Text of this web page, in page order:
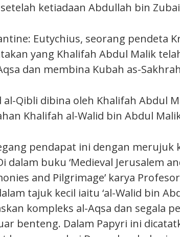
ketiadaan Abdullah bin
Eutychius, seorang pendeta
yang Khalifah Abdul Malik
dan membina Kubah as-
al-Qibli dibina oleh Khalifah Abdul
Khalifah al-Walid bin Abdul
pendapat ini dengan merujuk
dalam buku ‘Medieval Jerusalem
and Pilgrimage’ karya
tajuk kecil iaitu ‘al-Walid bin
kompleks al-Aqsa dan segala
benteng. Dalam Papyri ini